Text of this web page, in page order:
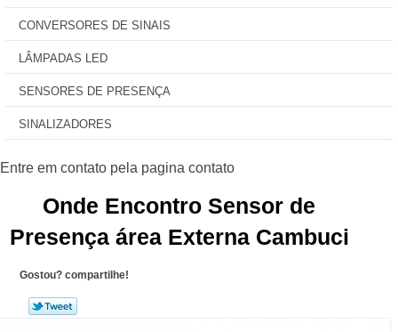
CONVERSORES DE SINAIS
LÂMPADAS LED
SENSORES DE PRESENÇA
SINALIZADORES
Onde Encontro Sensor de
Presença área Externa Cambuci
Gostou? compartilhe!